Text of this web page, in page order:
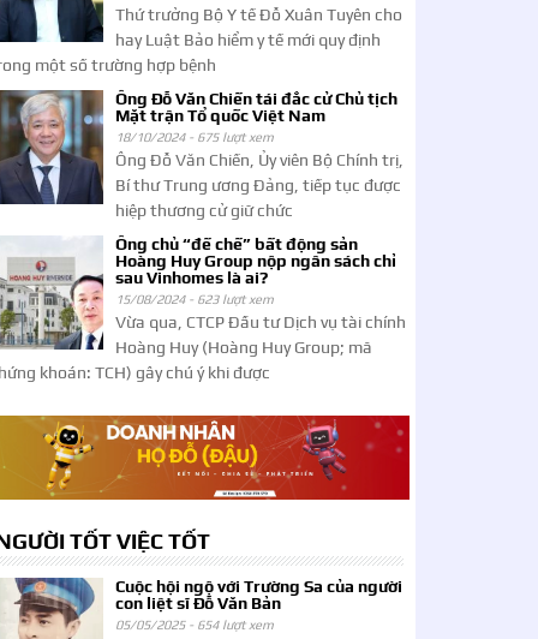
Thứ trưởng Bộ Y tế Đỗ Xuân Tuyên cho
hay Luật Bảo hiểm y tế mới quy định
một số trường hợp bệnh
Ông Đỗ Văn Chiến tái đắc cử Chủ tịch
Mặt trận Tổ quốc Việt Nam
18/10/2024 - 675 lượt xem
Ông Đỗ Văn Chiến, Ủy viên Bộ Chính trị,
Bí thư Trung ương Đảng, tiếp tục được
hiệp thương cử giữ chức
Ông chủ “đế chế” bất động sản
Hoàng Huy Group nộp ngân sách chỉ
sau Vinhomes là ai?
15/08/2024 - 623 lượt xem
Vừa qua, CTCP Đầu tư Dịch vụ tài chính
Hoàng Huy (Hoàng Huy Group; mã
khoán: TCH) gây chú ý khi được
TỐT VIỆC TỐT
Cuộc hội ngộ với Trường Sa của người
con liệt sĩ Đỗ Văn Bản
05/05/2025 - 654 lượt xem